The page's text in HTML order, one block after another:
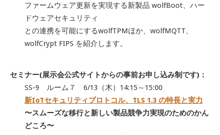
ファームウェア更新を実現する新製品 wolfBoot、ハー
ドウェアセキュリティ
との連携を可能にするwolfTPMほか、wolfMQTT、
wolfCrypt FIPS を紹介します。
セミナー(展示会公式サイトからの事前お申し込み制です)：
SS-9 ルーム７ 6/13（木）14:15～15:00
新IoTセキュリティプロトコル、TLS 1.3 の特長と実力
〜スムーズな移行と新しい製品競争力実現のためのかん
どころ〜